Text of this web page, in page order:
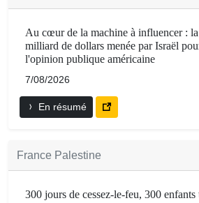
Au cœur de la machine à influencer :
milliard de dollars menée par Israël
l'opinion publique américaine
7/08/2026
En résumé
France Palestine
300 jours de cessez-le-feu, 300 enfants